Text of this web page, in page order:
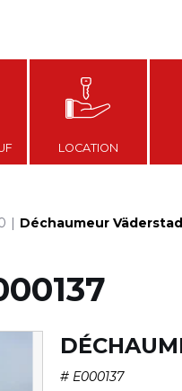
LOCATION
Déchaumeur
# E000137